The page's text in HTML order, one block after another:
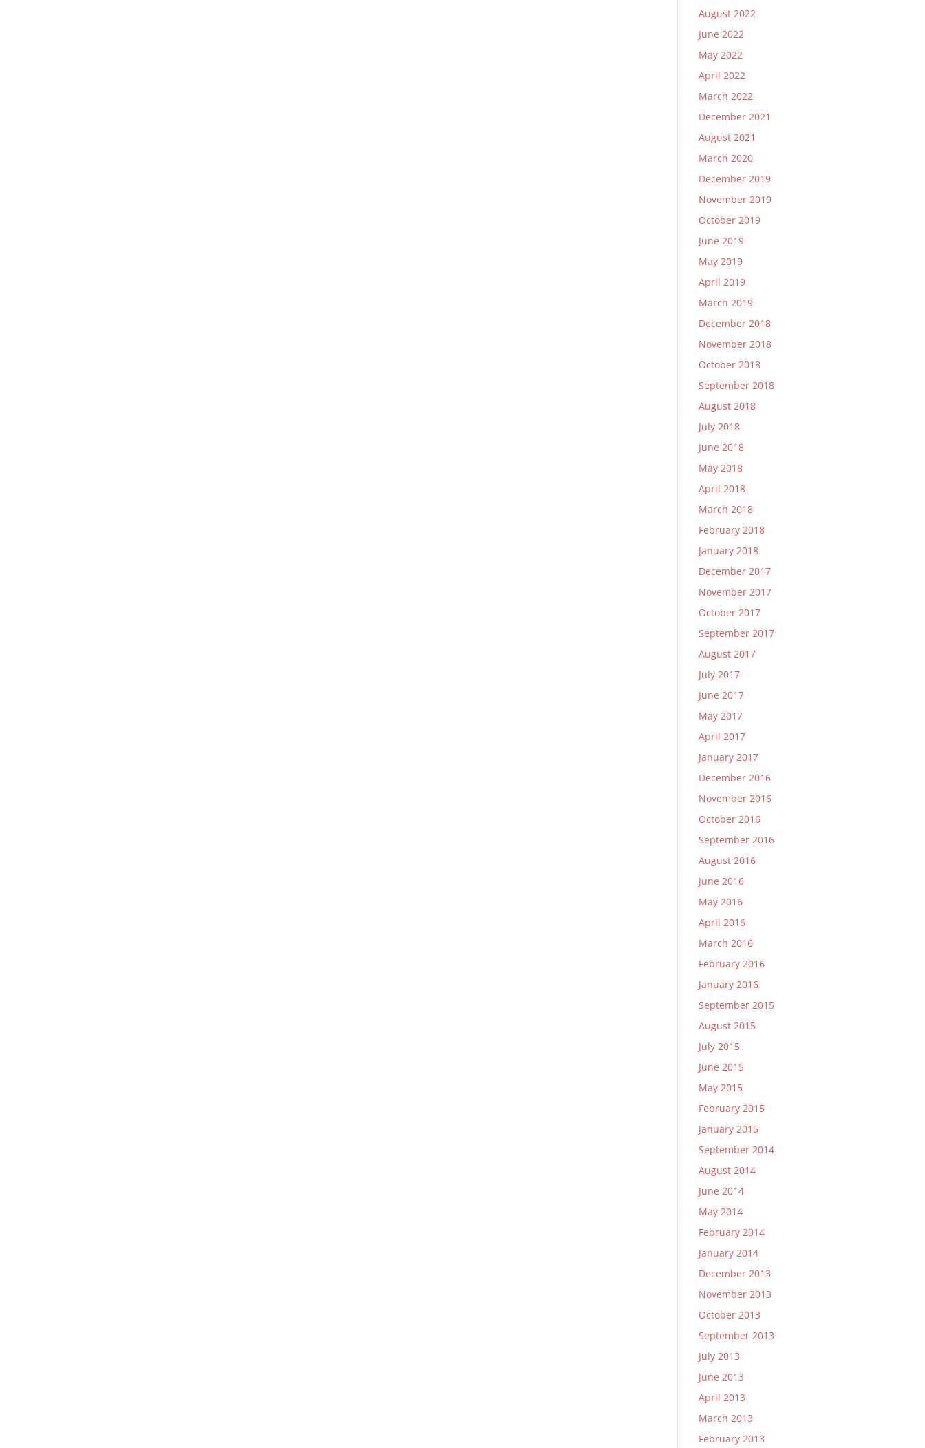
August 2022
June 2022
May 2022
April 2022
March 2022
December 2021
August 2021
March 2020
December 2019
November 2019
October 2019
June 2019
May 2019
April 2019
March 2019
December 2018
November 2018
October 2018
September 2018
August 2018
July 2018
June 2018
May 2018
April 2018
March 2018
February 2018
January 2018
December 2017
November 2017
October 2017
September 2017
August 2017
July 2017
June 2017
May 2017
April 2017
January 2017
December 2016
November 2016
October 2016
September 2016
August 2016
June 2016
May 2016
April 2016
March 2016
February 2016
January 2016
September 2015
August 2015
July 2015
June 2015
May 2015
February 2015
January 2015
September 2014
August 2014
June 2014
May 2014
February 2014
January 2014
December 2013
November 2013
October 2013
September 2013
July 2013
June 2013
April 2013
March 2013
February 2013